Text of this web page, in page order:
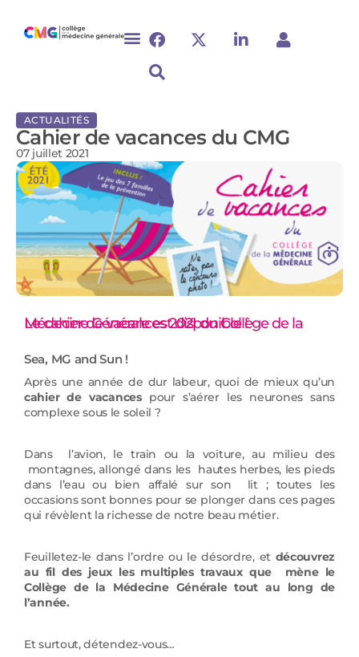
ACTUALITÉS
Cahier de vacances du CMG
07 juillet 2021
Le cahier de vacances 2021 du Collège de la Médecine Générale est disponible !
Sea, MG and Sun !
Après une année de dur labeur, quoi de mieux qu’un
cahier de vacancespour s’aérer les neurones sans
complexe sous le soleil ?
Dans l’avion, le train ou la voiture, au milieu des
montagnes, allongé dans les hautes herbes, les pieds
dans l’eau ou bien affalé sur son lit ; toutes les
occasions sont bonnes pour se plonger dans ces pages
qui révèlent la richesse de notre beau métier.
Feuilletez-le dans l’ordre ou le désordre, et découvrez
au fil des jeux les multiples travaux que mène le
Collège de la Médecine Générale tout au long de
l’année.
Et surtout, détendez-vous…